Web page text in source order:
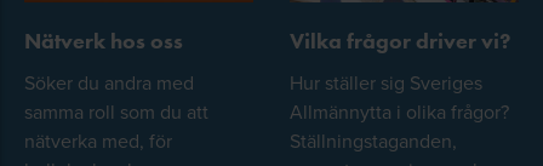
Nätverk hos oss
Söker du andra med
samma roll som du att
nätverka med, för
Vilka frågor driver vi?
Hur ställer sig Sveriges
Allmännytta i olika frågor?
Ställningstaganden,